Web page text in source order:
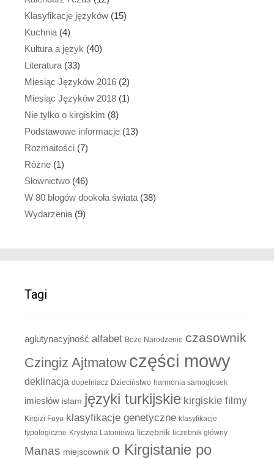
Klasyfikacje języków (15)
Kuchnia (4)
Kultura a język (40)
Literatura (33)
Miesiąc Języków 2016 (2)
Miesiąc Języków 2018 (1)
Nie tylko o kirgiskim (8)
Podstawowe informacje (13)
Rozmaitości (7)
Różne (1)
Słownictwo (46)
W 80 blogów dookoła świata (38)
Wydarzenia (9)
Tagi
aglutynacyjność alfabet Boże Narodzenie czasownik
Czingiz Ajtmatow części mowy
deklinacja dopełniacz Dzieciństwo harmonia samogłosek
imiesłów islam języki turkijskie kirgiskie filmy
Kirgizi Fuyu klasyfikacje genetyczne klasyfikacje
typologiczne Krystyna Latoniowa liczebnik liczebnik główny
Manas miejscownik o Kirgistanie po